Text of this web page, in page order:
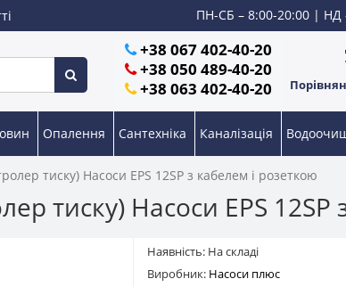
ПН-СБ – 8:00-20:00 | НД
+38 067 402-40-20
+38 050 489-40-20
+38 063 402-40-20
Опалення Сантехніка Каналізація
тиску) Насоси EPS 12SP з кабелем і розеткою
тиску) Насоси EPS 12SP
Наявність: На складі
Виробник: Насоси плюс